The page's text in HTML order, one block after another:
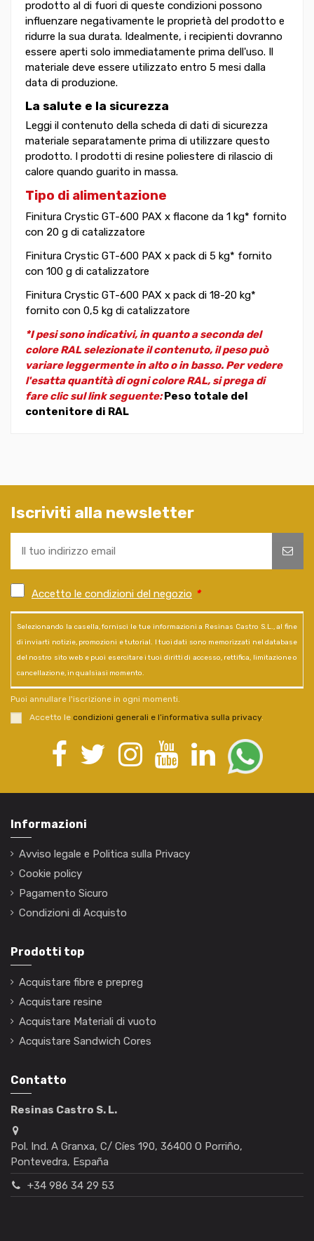
prodotto al di fuori di queste condizioni possono
influenzare negativamente le proprietà del prodotto e
ridurre la sua durata. Idealmente, i recipienti dovranno
essere aperti solo immediatamente prima dell'uso. Il
materiale deve essere utilizzato entro 5 mesi dalla
data di produzione.
La salute e la sicurezza
Leggi il contenuto della scheda di dati di sicurezza
materiale separatamente prima di utilizzare questo
prodotto. I prodotti di resine poliestere di rilascio di
calore quando guarito in massa.
Tipo di alimentazione
Finitura Crystic GT-600 PAX x flacone da 1 kg* fornito
con 20 g di catalizzatore
Finitura Crystic GT-600 PAX x pack di 5 kg* fornito
con 100 g di catalizzatore
Finitura Crystic GT-600 PAX x pack di 18-20 kg*
fornito con 0,5 kg di catalizzatore
*I pesi sono indicativi, in quanto a seconda del
colore RAL selezionate il contenuto, il peso può
variare leggermente in alto o in basso. Per vedere
l'esatta quantità di ogni colore RAL, si prega di
fare clic sul link seguente:Peso totale del
contenitore di RAL
Iscriviti alla newsletter
Accetto le condizioni del negozio *
Selezionando la casella, fornisci le tue informazioni a Resinas Castro S.L., al fine
di inviarti notizie, promozioni e tutorial. I tuoi dati sono memorizzati nel database
del nostro sito web e puoi esercitare i tuoi diritti di accesso, rettifica, limitazione o
cancellazione, in qualsiasi momento.
Puoi annullare l'iscrizione in ogni momenti.
Accetto le condizioni generali e l’informativa sulla privacy.
Informazioni
Avviso legale e Politica sulla Privacy
Cookie policy
Pagamento Sicuro
Condizioni di Acquisto
Prodotti top
Acquistare fibre e prepreg
Acquistare resine
Acquistare Materiali di vuoto
Acquistare Sandwich Cores
Contatto
Resinas Castro S. L.
Pol. Ind. A Granxa, C/ Cíes 190, 36400 O Porriño,
Pontevedra, España
+34 986 34 29 53